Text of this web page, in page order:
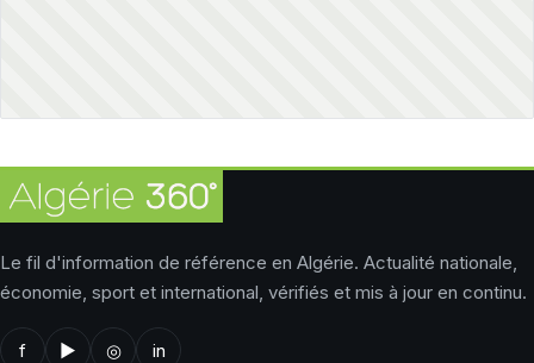
Le fil d'information de référence en Algérie. Actualité nationale,
économie, sport et international, vérifiés et mis à jour en continu.
f ▶ ◎ in